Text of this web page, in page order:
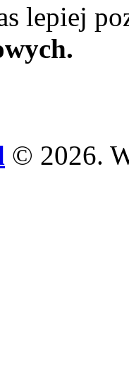
lepiej
© 2026.